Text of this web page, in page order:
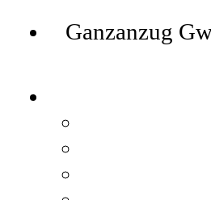
Ganzanzug